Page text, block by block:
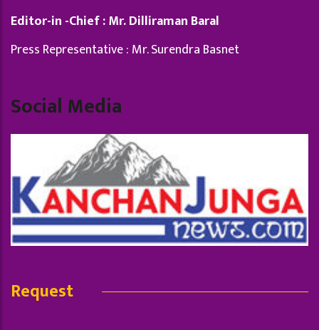
Editor-in -Chief : Mr. Dilliraman Baral
Press Representative : Mr. Surendra Basnet
Social Media
Request